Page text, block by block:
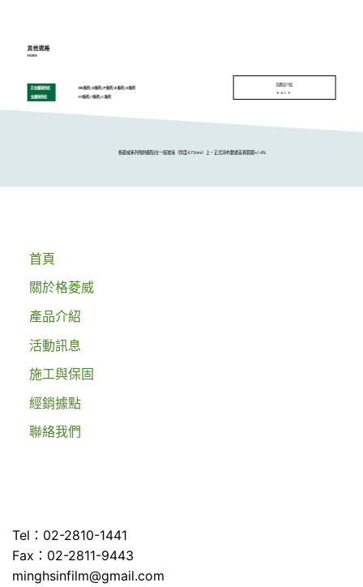
其他規格
MORE
非金屬隔熱紙 GS系列|G系列|P系列|E系列|S系列
金屬隔熱紙 GT系列|T系列|C系列
回產品介紹
BACK
格菱威系列隔熱膜貼在一般玻璃（厚度4.72mm）上，正式涂布數據差異範圍+/-4%
首頁
關於格菱威
產品介紹
活動訊息
施工與保固
經銷據點
聯絡我們
Tel：02-2810-1441
Fax：02-2811-9443
minghsinfilm@gmail.com